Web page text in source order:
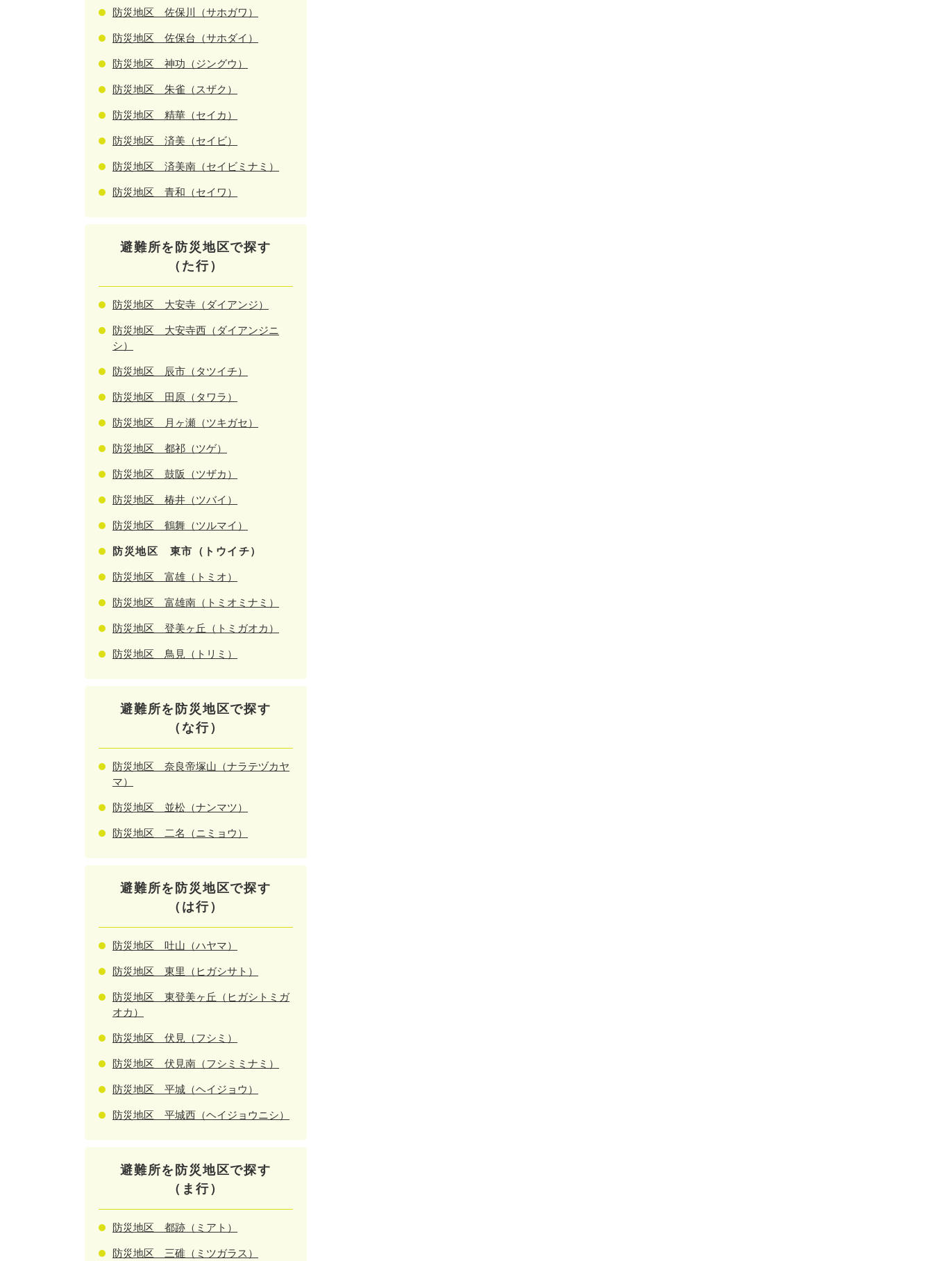
防災地区 佐保川（サホガワ）
防災地区 佐保台（サホダイ）
防災地区 神功（ジングウ）
防災地区 朱雀（スザク）
防災地区 精華（セイカ）
防災地区 済美（セイビ）
防災地区 済美南（セイビミナミ）
防災地区 青和（セイワ）
避難所を防災地区で探す
（た行）
防災地区 大安寺（ダイアンジ）
防災地区 大安寺西（ダイアンジニ
シ）
防災地区 辰市（タツイチ）
防災地区 田原（タワラ）
防災地区 月ヶ瀬（ツキガセ）
防災地区 都祁（ツゲ）
防災地区 鼓阪（ツザカ）
防災地区 椿井（ツバイ）
防災地区 鶴舞（ツルマイ）
防災地区 東市（トウイチ）
防災地区 富雄（トミオ）
防災地区 富雄南（トミオミナミ）
防災地区 登美ヶ丘（トミガオカ）
防災地区 鳥見（トリミ）
避難所を防災地区で探す
（な行）
防災地区 奈良帝塚山（ナラテヅカヤ
マ）
防災地区 並松（ナンマツ）
防災地区 二名（ニミョウ）
避難所を防災地区で探す
（は行）
防災地区 吐山（ハヤマ）
防災地区 東里（ヒガシサト）
防災地区 東登美ヶ丘（ヒガシトミガ
オカ）
防災地区 伏見（フシミ）
防災地区 伏見南（フシミミナミ）
防災地区 平城（ヘイジョウ）
防災地区 平城西（ヘイジョウニシ）
避難所を防災地区で探す
（ま行）
防災地区 都跡（ミアト）
防災地区 三碓（ミツガラス）